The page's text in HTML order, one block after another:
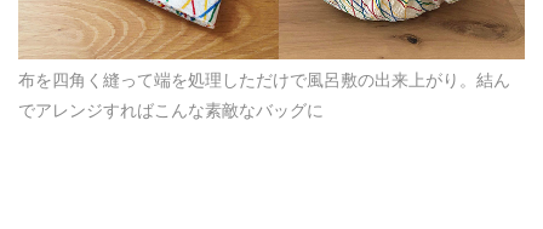
布を四角く縫って端を処理しただけで風呂敷の出来上がり。結ん
でアレンジすればこんな素敵なバッグに